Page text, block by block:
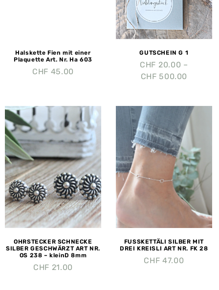
Halskette Fien mit einer
Plaquette Art. Nr. Ha 603
CHF 45.00
GUTSCHEIN G 1
CHF 20.00 –
CHF 500.00
OHRSTECKER SCHNECKE
SILBER GESCHWÄRZT ART NR.
OS 238 – kleinD 8mm
CHF 21.00
FUSSKETTÄLI SILBER MIT
DREI KREISLI ART NR. FK 28
CHF 47.00